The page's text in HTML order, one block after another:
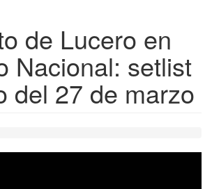
de Lucero en
Nacional: setlist
del 27 de marzo